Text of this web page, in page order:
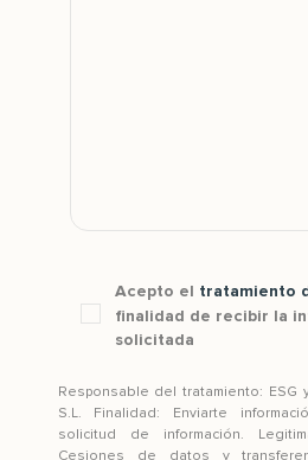
Acepto el tratamiento
finalidad de recibir la
solicitada
Responsable del tratamiento: ESG
S.L. Finalidad: Enviarte
solicitud de información.
Cesiones de datos y